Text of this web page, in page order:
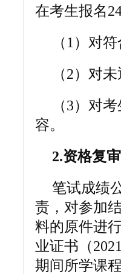
在考生报名
（1）对
（2）对
（3）对
容。
2.资格复审
笔试成绩
责，对参加
料的原件进
业证书（
期间所学课